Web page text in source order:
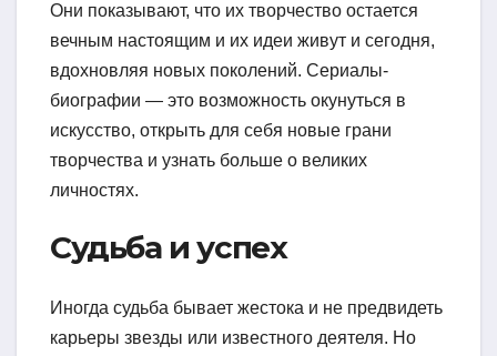
Они показывают, что их творчество остается
вечным настоящим и их идеи живут и сегодня,
вдохновляя новых поколений. Сериалы-
биографии — это возможность окунуться в
искусство, открыть для себя новые грани
творчества и узнать больше о великих
личностях.
Судьба и успех
Иногда судьба бывает жестока и не предвидеть
карьеры звезды или известного деятеля. Но